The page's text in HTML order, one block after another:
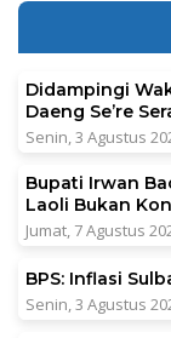
Didampingi
Daeng Se’re
Senin, 3 Agustus
Bupati Irwan
Laoli Bukan
Jumat, 7 Agustus
BPS: Inflasi
Senin, 3 Agustus